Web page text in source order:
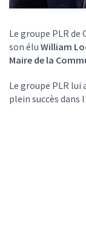
Le groupe PLR
son élu William
Maire de la
Le groupe PLR
plein succès dans